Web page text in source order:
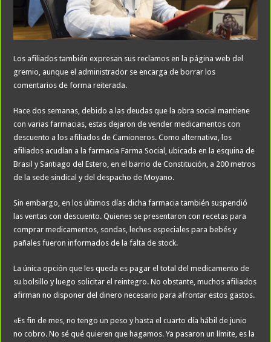
Los afiliados también expresan sus reclamos en la página web del
gremio, aunque el administrador se encarga de borrar los
comentarios de forma reiterada.
Hace dos semanas, debido a las deudas que la obra social mantiene
con varias farmacias, estas dejaron de vender medicamentos con
descuento a los afiliados de Camioneros. Como alternativa, los
afiliados acudían a la farmacia Farma Social, ubicada en la esquina de
Brasil y Santiago del Estero, en el barrio de Constitución, a 200 metros
de la sede sindical y del despacho de Moyano.
Sin embargo, en los últimos días dicha farmacia también suspendió
las ventas con descuento. Quienes se presentaron con recetas para
comprar medicamentos, sondas, leches especiales para bebés y
pañales fueron informados de la falta de stock.
La única opción que les queda es pagar el total del medicamento de
su bolsillo y luego solicitar el reintegro. No obstante, muchos afiliados
afirman no disponer del dinero necesario para afrontar estos gastos.
«Es fin de mes, no tengo un peso y hasta el cuarto día hábil de junio
no cobro. No sé qué quieren que hagamos. Ya pasaron un límite, es la